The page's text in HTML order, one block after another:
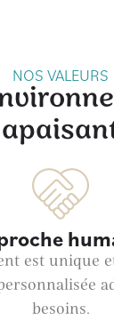
NOS VALEURS
est unique
besoins.